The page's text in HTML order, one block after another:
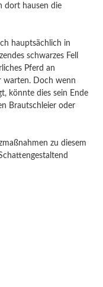
dort hausen die
hauptsächlich in
schwarzes Fell
Pferd an
warten. Doch wenn
könnte dies sein Ende
Brautschleier oder
zu diesem